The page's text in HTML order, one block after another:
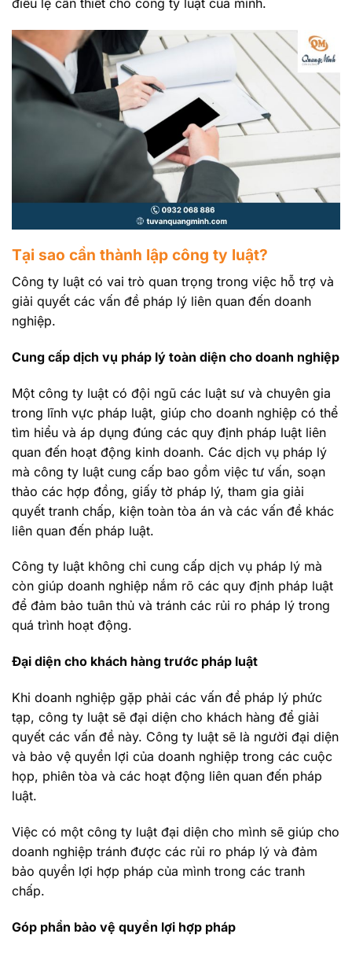
điều lệ cần thiết cho công ty luật của mình.
Tại sao cần thành lập công ty luật?
Công ty luật có vai trò quan trọng trong việc hỗ trợ và
giải quyết các vấn đề pháp lý liên quan đến doanh
nghiệp.
Cung cấp dịch vụ pháp lý toàn diện cho doanh nghiệp
Một công ty luật có đội ngũ các luật sư và chuyên gia
trong lĩnh vực pháp luật, giúp cho doanh nghiệp có thể
tìm hiểu và áp dụng đúng các quy định pháp luật liên
quan đến hoạt động kinh doanh. Các dịch vụ pháp lý
mà công ty luật cung cấp bao gồm việc tư vấn, soạn
thảo các hợp đồng, giấy tờ pháp lý, tham gia giải
quyết tranh chấp, kiện toàn tòa án và các vấn đề khác
liên quan đến pháp luật.
Công ty luật không chỉ cung cấp dịch vụ pháp lý mà
còn giúp doanh nghiệp nắm rõ các quy định pháp luật
để đảm bảo tuân thủ và tránh các rủi ro pháp lý trong
quá trình hoạt động.
Đại diện cho khách hàng trước pháp luật
Khi doanh nghiệp gặp phải các vấn đề pháp lý phức
tạp, công ty luật sẽ đại diện cho khách hàng để giải
quyết các vấn đề này. Công ty luật sẽ là người đại diện
và bảo vệ quyền lợi của doanh nghiệp trong các cuộc
họp, phiên tòa và các hoạt động liên quan đến pháp
luật.
Việc có một công ty luật đại diện cho mình sẽ giúp cho
doanh nghiệp tránh được các rủi ro pháp lý và đảm
bảo quyền lợi hợp pháp của mình trong các tranh
chấp.
Góp phần bảo vệ quyền lợi hợp pháp